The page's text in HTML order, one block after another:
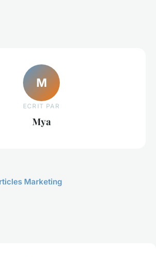
M
ECRIT PAR
Mya
Marketing